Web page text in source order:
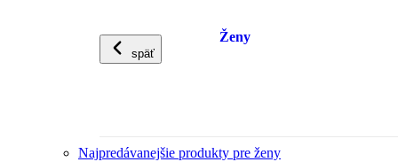
späť
Ženy
Najpredávanejšie produkty pre ženy